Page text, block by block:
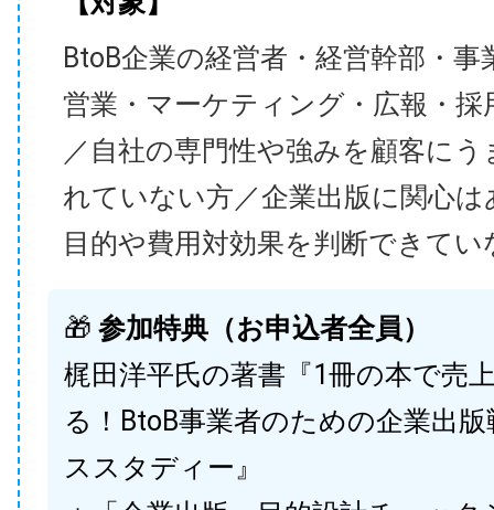
BtoB企業の経営者・経営幹部・事
営業・マーケティング・広報・採
／自社の専門性や強みを顧客に
れていない方／企業出版に関心
目的や費用対効果を判断できてい
🎁 参加特典（お申込者全員）
梶田洋平氏の著書『1冊の本で売
る！BtoB事業者のための企業出
ススタディー』